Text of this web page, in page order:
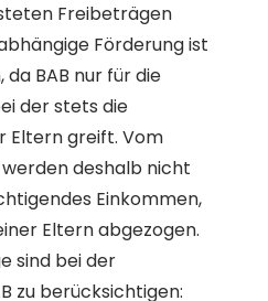
Freibeträgen
Förderung ist
BAB nur für die
der stets die
Eltern greift. Vom
deshalb nicht
Einkommen,
Eltern abgezogen.
sind bei der
zu berücksichtigen: